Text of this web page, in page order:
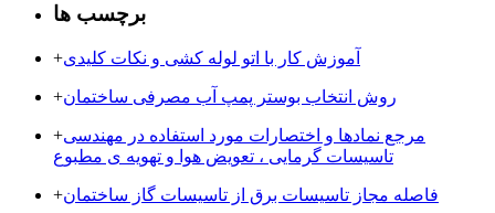
برچسب ها
+آموزش کار با اتو لوله کشی و نکات کلیدی
+روش انتخاب بوستر پمپ آب مصرفی ساختمان
+مرجع نمادها و اختصارات مورد استفاده در مهندسی
تاسیسات گرمایی ، تعویض هوا و تهویه ی مطبوع
+فاصله مجاز تاسیسات برق از تاسیسات گاز ساختمان